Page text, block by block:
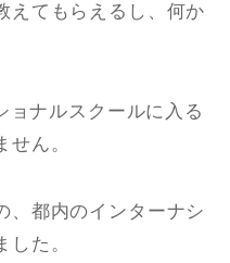
えてもらえるし、何か
ナルスクールに入る
ん。
、都内のインターナシ
た。